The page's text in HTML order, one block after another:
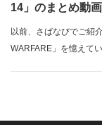
14」のまとめ動
以前、さばなびでご紹
WARFARE」を憶えて